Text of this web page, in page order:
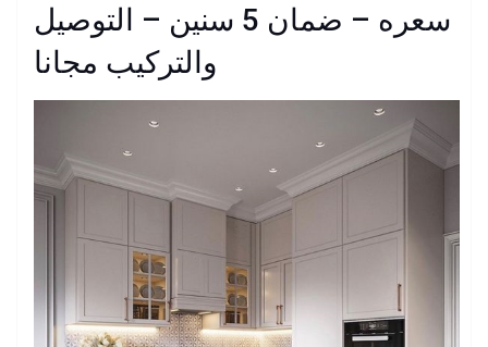
سعره – ضمان 5 سنين – التوصيل
والتركيب مجانا